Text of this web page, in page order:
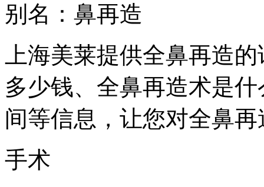
别名：鼻再造
上海美莱提供全鼻再造
多少钱、全鼻再造术是
间等信息，让您对全鼻
手术